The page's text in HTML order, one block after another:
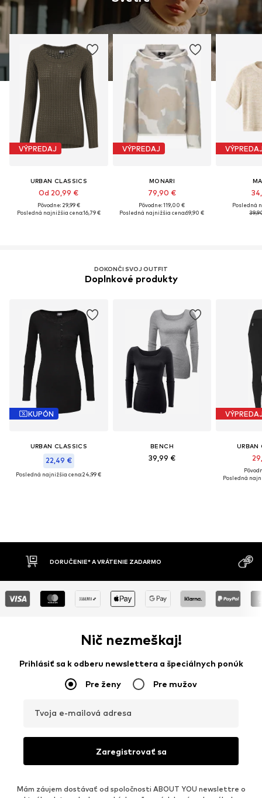
VÝPREDAJ
URBAN CLASSICS
Od 20,99 €
Pôvodne: 29,99 €
Posledná najnižšia cena:16,79 €
VÝPREDAJ
MONARI
79,90 €
Pôvodne: 119,00 €
Posledná najnižšia cena:69,90 €
Posledná
DOKONČI SVOJ OUTFIT
Doplnkové produkty
KUPÓN
URBAN CLASSICS
22,49 €
Posledná najnižšia cena:24,99 €
BENCH
39,99 €
URBAN
Posledná
DOBIERKA
MOŽNOSŤ
Nič nezmeškaj!
Prihlásiť sa k odberu newslettera a špeciálnych ponúk
Pre ženy Pre mužov
Tvoja e-mailová adresa
Zaregistrovať sa
Mám záujem dostávať od spoločnosti ABOUT YOU newslettre o